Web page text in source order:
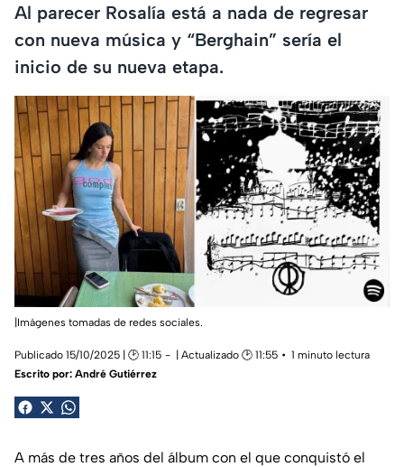
Al parecer Rosalía está a nada de regresar
con nueva música y “Berghain” sería el
inicio de su nueva etapa.
|Imágenes tomadas de redes sociales.
Publicado 15/10/2025 | 🕑 11:15 | Actualizado 🕑 11:55
1 minuto lectura
Escrito por: André Gutiérrez
A más de tres años del álbum con el que conquistó el